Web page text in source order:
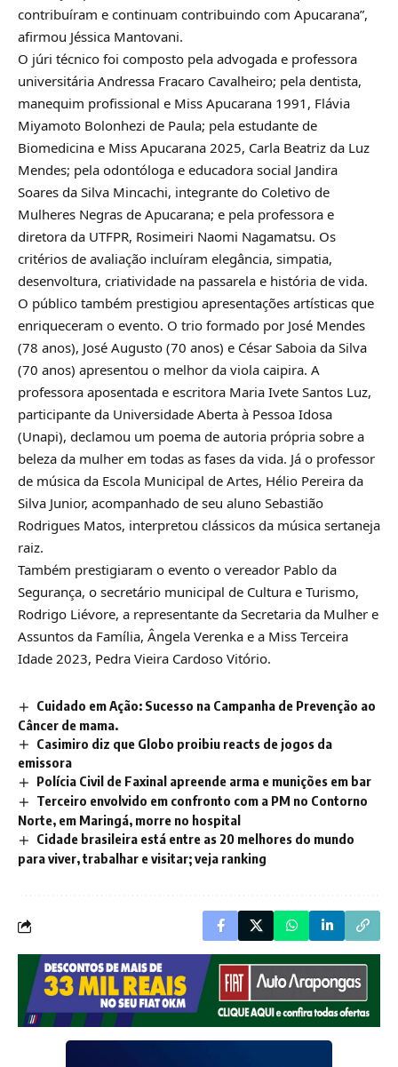
contribuíram e continuam contribuindo com Apucarana”,
afirmou Jéssica Mantovani.
O júri técnico foi composto pela advogada e professora
universitária Andressa Fracaro Cavalheiro; pela dentista,
manequim profissional e Miss Apucarana 1991, Flávia
Miyamoto Bolonhezi de Paula; pela estudante de
Biomedicina e Miss Apucarana 2025, Carla Beatriz da Luz
Mendes; pela odontóloga e educadora social Jandira
Soares da Silva Mincachi, integrante do Coletivo de
Mulheres Negras de Apucarana; e pela professora e
diretora da UTFPR, Rosimeiri Naomi Nagamatsu. Os
critérios de avaliação incluíram elegância, simpatia,
desenvoltura, criatividade na passarela e história de vida.
O público também prestigiou apresentações artísticas que
enriqueceram o evento. O trio formado por José Mendes
(78 anos), José Augusto (70 anos) e César Saboia da Silva
(70 anos) apresentou o melhor da viola caipira. A
professora aposentada e escritora Maria Ivete Santos Luz,
participante da Universidade Aberta à Pessoa Idosa
(Unapi), declamou um poema de autoria própria sobre a
beleza da mulher em todas as fases da vida. Já o professor
de música da Escola Municipal de Artes, Hélio Pereira da
Silva Junior, acompanhado de seu aluno Sebastião
Rodrigues Matos, interpretou clássicos da música sertaneja
raiz.
Também prestigiaram o evento o vereador Pablo da
Segurança, o secretário municipal de Cultura e Turismo,
Rodrigo Liévore, a representante da Secretaria da Mulher e
Assuntos da Família, Ângela Verenka e a Miss Terceira
Idade 2023, Pedra Vieira Cardoso Vitório.
Cuidado em Ação: Sucesso na Campanha de Prevenção ao
Câncer de mama.
Casimiro diz que Globo proibiu reacts de jogos da
emissora
Polícia Civil de Faxinal apreende arma e munições em bar
Terceiro envolvido em confronto com a PM no Contorno
Norte, em Maringá, morre no hospital
Cidade brasileira está entre as 20 melhores do mundo
para viver, trabalhar e visitar; veja ranking